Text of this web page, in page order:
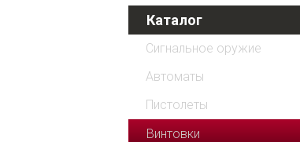
Каталог
Сигнальное оружие
Автоматы
Пистолеты
Винтовки